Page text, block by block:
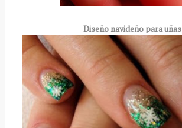
Diseño navideño para uñas